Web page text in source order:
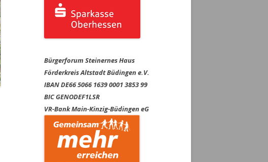
Bürgerforum Steinernes Haus
Förderkreis Altstadt Büdingen e.V.
IBAN DE66 5066 1639 0001 3853 99
BIC GENODEF1LSR
VR-Bank Main-Kinzig-Büdingen eG